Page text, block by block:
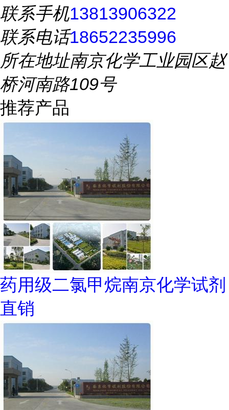
联系手机13813906322
联系电话18652235996
所在地址南京化学工业园区赵
桥河南路109号
推荐产品
药用级二氯甲烷南京化学试剂
直销